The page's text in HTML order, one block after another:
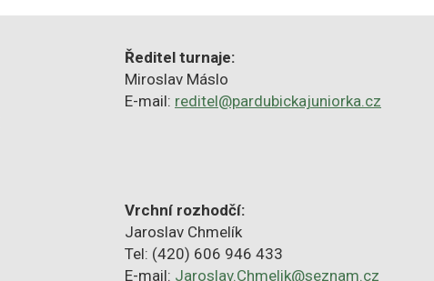
Ředitel turnaje:
Miroslav Máslo
E-mail: reditel@pardubickajuniorka.cz
Vrchní rozhodčí:
Jaroslav Chmelík
Tel: (420) 606 946 433
E-mail: Jaroslav.Chmelik@seznam.cz